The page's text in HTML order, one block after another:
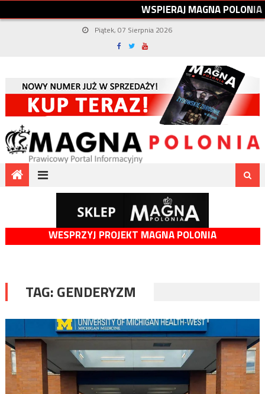
WSPIERAJMAGNAPOLONIA
Piątek, 07 Sierpnia 2026
WESPRZYJ PROJEKT MAGNA POLONIA
TAG:GENDERYZM